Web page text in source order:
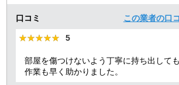
口コミ この業者の口
★★★★★
★★★★★ 5
部屋を傷つけないよう丁寧に持ち出して
作業も早く助かりました。